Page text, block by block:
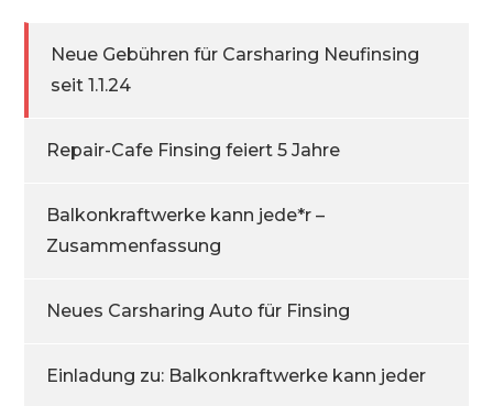
Neue Gebühren für Carsharing Neufinsing
seit 1.1.24
Repair-Cafe Finsing feiert 5 Jahre
Balkonkraftwerke kann jede*r –
Zusammenfassung
Neues Carsharing Auto für Finsing
Einladung zu: Balkonkraftwerke kann jeder